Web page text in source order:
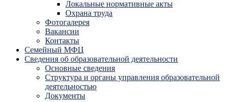
Локальные нормативные акты
Охрана труда
Фотогалерея
Вакансии
Контакты
Семейный МФЦ
Сведения об образовательной деятельности
Основные сведения
Структура и органы управления образовательной
деятельностью
Документы